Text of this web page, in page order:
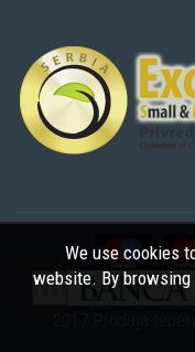
We use cookies
website. By